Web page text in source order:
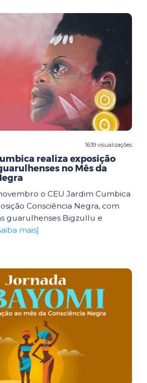
1639 visualizações
realiza exposição
no Mês da
o CEU Jardim Cumbica
Consciência Negra, com
guarulhenses Bigzullu e
mais]